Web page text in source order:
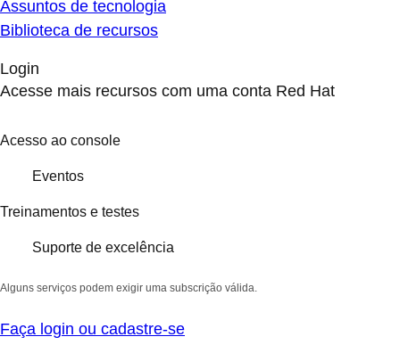
Assuntos de tecnologia
Biblioteca de recursos
Login
Acesse mais recursos com uma conta Red Hat
Acesso ao console
Eventos
Treinamentos e testes
Suporte de excelência
Alguns serviços podem exigir uma subscrição válida.
Faça login ou cadastre-se